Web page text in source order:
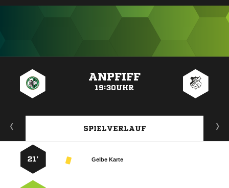
ANPFIFF
19:30UHR
SPIELVERLAUF
Gelbe Karte
21’